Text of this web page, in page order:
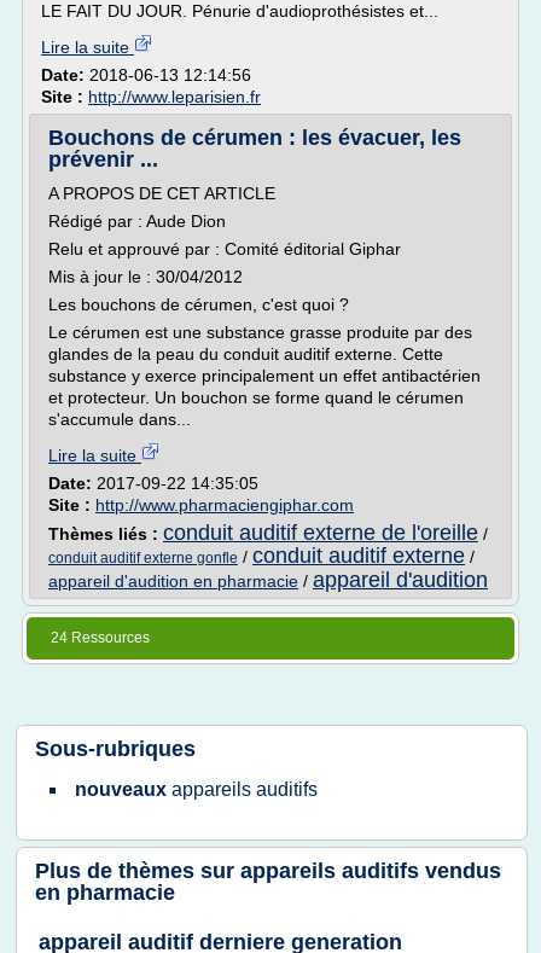
LE FAIT DU JOUR. Pénurie d'audioprothésistes et...
Lire la suite
Date: 2018-06-13 12:14:56
Site : http://www.leparisien.fr
Bouchons de cérumen : les évacuer, les
prévenir ...
A PROPOS DE CET ARTICLE
Rédigé par : Aude Dion
Relu et approuvé par : Comité éditorial Giphar
Mis à jour le : 30/04/2012
Les bouchons de cérumen, c'est quoi ?
Le cérumen est une substance grasse produite par des
glandes de la peau du conduit auditif externe. Cette
substance y exerce principalement un effet antibactérien
et protecteur. Un bouchon se forme quand le cérumen
s'accumule dans...
Lire la suite
Date: 2017-09-22 14:35:05
Site : http://www.pharmaciengiphar.com
Thèmes liés : conduit auditif externe de l'oreille /
conduit auditif externe gonfle / conduit auditif externe /
appareil d'audition en pharmacie / appareil d'audition
24 Ressources
Sous-rubriques
nouveaux appareils auditifs
Plus de thèmes sur appareils auditifs vendus
en pharmacie
appareil auditif derniere generation